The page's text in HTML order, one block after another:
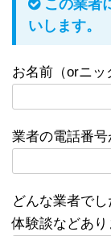
この業者
いします。
お名前（orニッ
業者の電話番
どんな業者で
体験談などあり